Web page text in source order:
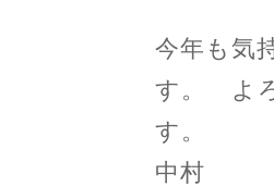
今年も気
す。 よ
中村